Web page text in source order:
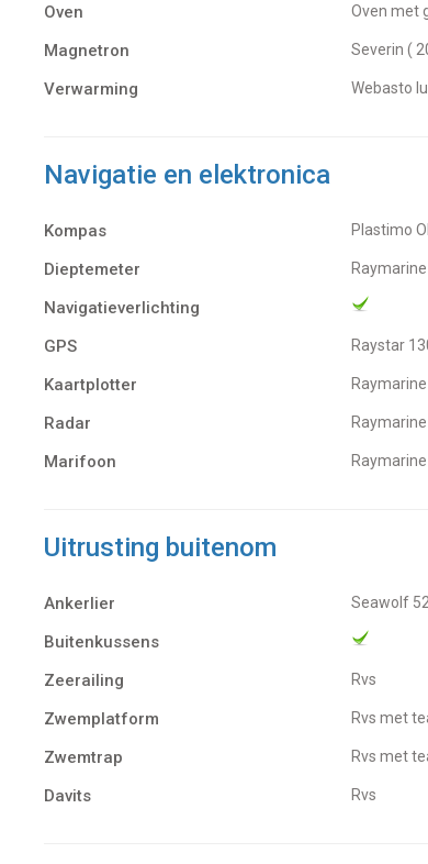
Oven Oven met
Magnetron Severin (
Verwarming Webasto
Navigatie en elektronica
Kompas Plastimo
Dieptemeter
Navigatieverlichting
GPS
Raystar
Kaartplotter
Radar
Marifoon
Uitrusting buitenom
Ankerlier Seawolf
Buitenkussens
Zeerailing
Rvs
Zwemplatform Rvs met
Zwemtrap Rvs met
Davits Rvs